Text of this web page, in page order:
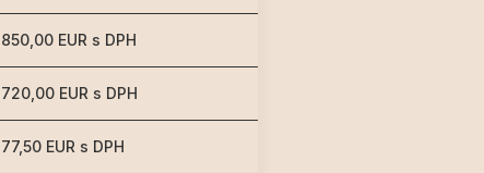
850,00 EUR s DPH
720,00 EUR s DPH
77,50 EUR s DPH